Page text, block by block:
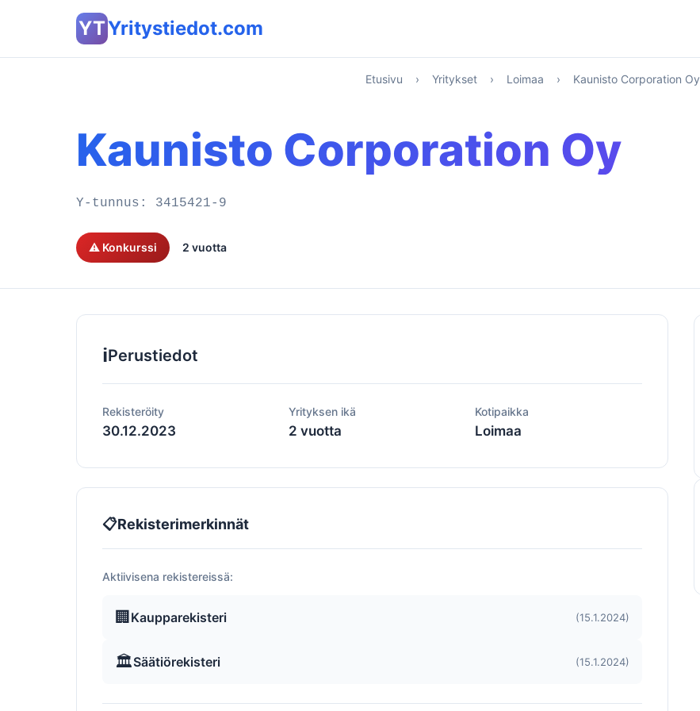
YTYritystiedot.com
Etusivu › Yritykset › Loimaa › Kaunisto Corporation Oy
Kaunisto Corporation Oy
Y-tunnus: 3415421-9
⚠️ Konkurssi 2 vuotta
ℹ️Perustiedot
Rekisteröity
30.12.2023
Yrityksen ikä
2 vuotta
Kotipaikka
Loimaa
📋Rekisterimerkinnät
Aktiivisena rekistereissä:
🏢 Kaupparekisteri (15.1.2024)
🏛️Säätiörekisteri (15.1.2024)